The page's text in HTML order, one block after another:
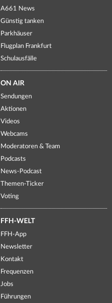
A661 News
Günstig tanken
Parkhäuser
Flugplan Frankfurt
Schulausfälle
ON AIR
Sendungen
Aktionen
Videos
Webcams
Moderatoren & Team
Podcasts
News-Podcast
Themen-Ticker
Voting
FFH-WELT
FFH-App
Newsletter
Kontakt
Frequenzen
Jobs
Führungen